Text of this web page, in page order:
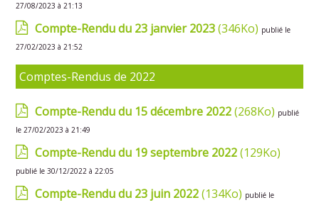
27/08/2023 à 21:13
Compte-Rendu du 23 janvier 2023(346Ko) publié le
27/02/2023 à 21:52
Comptes-Rendus de 2022
Compte-Rendu du 15 décembre 2022(268Ko) publié
le 27/02/2023 à 21:49
Compte-Rendu du 19 septembre 2022(129Ko)
publié le 30/12/2022 à 22:05
Compte-Rendu du 23 juin 2022(134Ko) publié le